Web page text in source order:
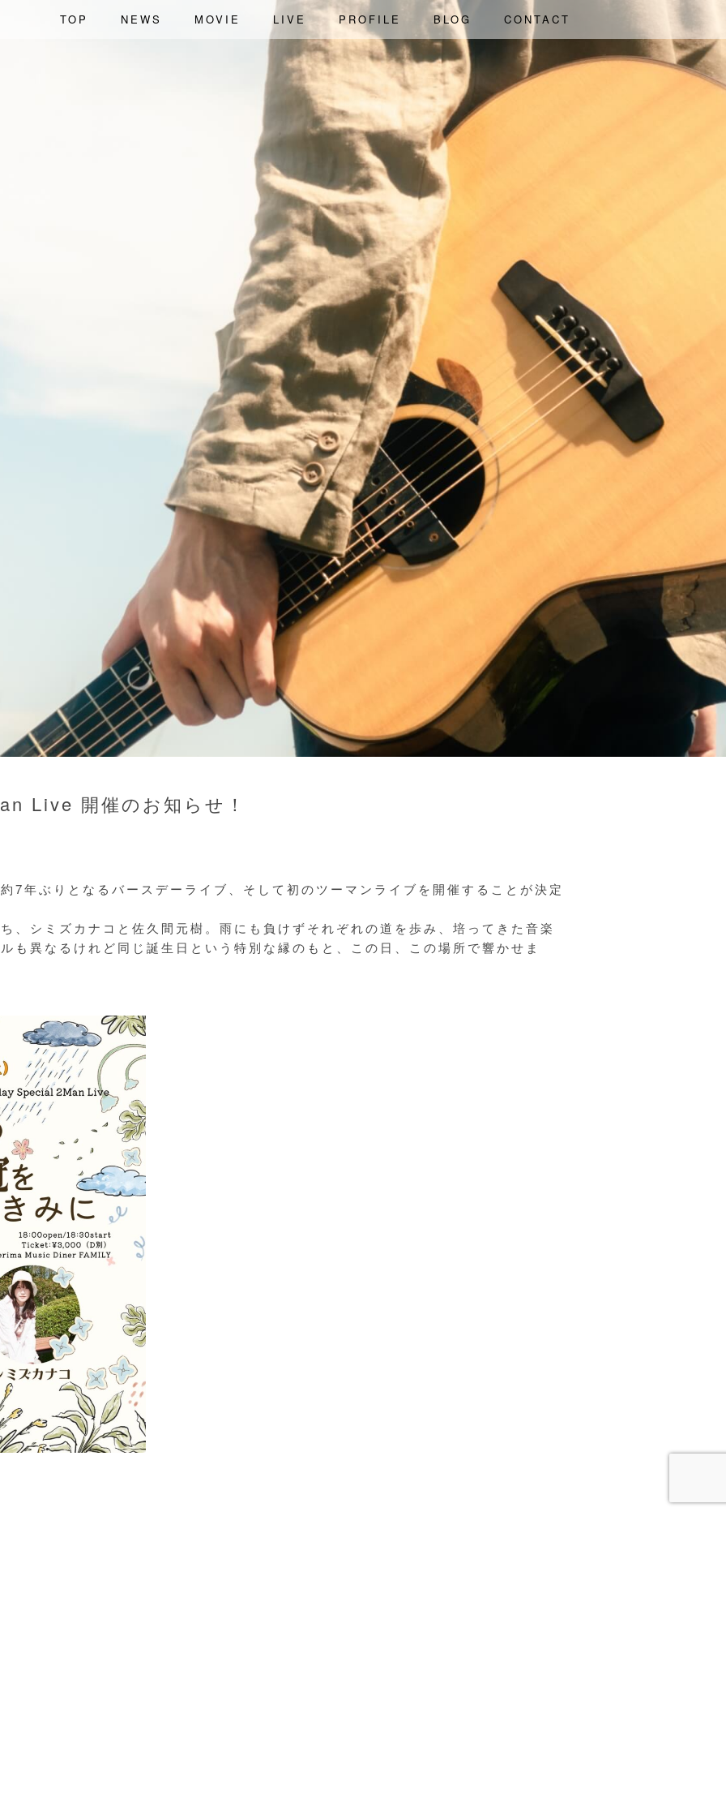
TOP NEWS MOVIE LIVE PROFILE BLOG CONTACT
Live 開催のお知らせ！
7年ぶりとなるバースデーライブ、そして初のツーマンライブを開催することが決定
、シミズカナコと佐久間元樹。雨にも負けずそれぞれの道を歩み、培ってきた音楽
も異なるけれど同じ誕生日という特別な縁のもと、この日、この場所で響かせま